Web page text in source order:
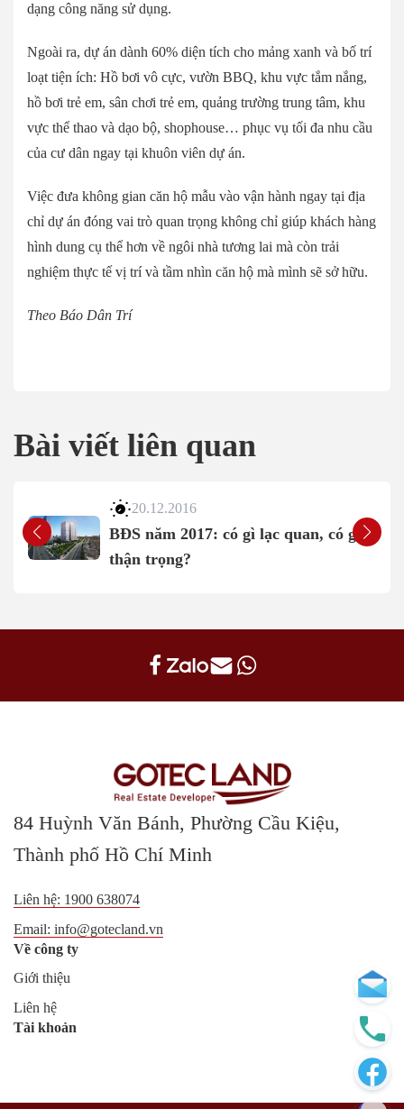
dạng công năng sử dụng.
Ngoài ra, dự án dành 60% diện tích cho mảng xanh và bố trí
loạt tiện ích: Hồ bơi vô cực, vườn BBQ, khu vực tắm nắng,
hồ bơi trẻ em, sân chơi trẻ em, quảng trường trung tâm, khu
vực thể thao và dạo bộ, shophouse… phục vụ tối đa nhu cầu
của cư dân ngay tại khuôn viên dự án.
Việc đưa không gian căn hộ mẫu vào vận hành ngay tại địa
chỉ dự án đóng vai trò quan trọng không chỉ giúp khách hàng
hình dung cụ thể hơn về ngôi nhà tương lai mà còn trải
nghiệm thực tế vị trí và tầm nhìn căn hộ mà mình sẽ sở hữu.
Theo Báo Dân Trí
Bài viết liên quan
20.12.2016
BĐS năm 2017: có gì lạc quan, có gì
thận trọng?
84 Huỳnh Văn Bánh, Phường Cầu Kiệu,
Thành phố Hồ Chí Minh
Liên hệ: 1900 638074
Email: info@gotecland.vn
Về công ty
Giới thiệu
Liên hệ
Tài khoản